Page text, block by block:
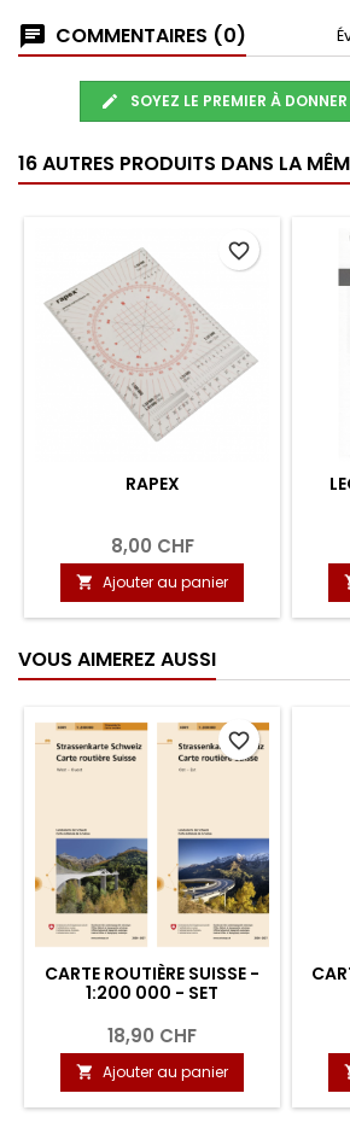
COMMENTAIRES (0)
SOYEZ LE PREMIER À
16 AUTRES PRODUITS DANS LA
RAPEX
8,00 CHF
 Ajouter au panier
favorite_border
VOUS AIMEREZ AUSSI
CARTE ROUTIÈRE SUISSE -
1:200 000 - SET
18,90 CHF
 Ajouter au panier
favorite_border